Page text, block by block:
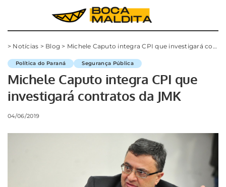
> Notícias > Blog > Michele Caputo integra CPI que investigará contratos da JMK
Política do Paraná Segurança Pública
Michele Caputo integra CPI que
investigará contratos da JMK
04/06/2019